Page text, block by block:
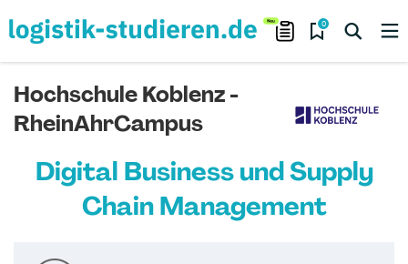
0
Hochschule Koblenz -
RheinAhrCampus
Digital Business und Supply
Chain Management